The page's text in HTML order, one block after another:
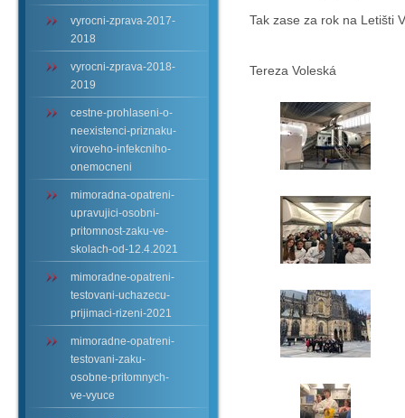
vyrocni-zprava-2017-
2018
vyrocni-zprava-2018-
2019
cestne-prohlaseni-o-
neexistenci-priznaku-
viroveho-infekcniho-
onemocneni
mimoradna-opatreni-
upravujici-osobni-
pritomnost-zaku-ve-
skolach-od-12.4.2021
mimoradne-opatreni-
testovani-uchazecu-
prijimaci-rizeni-2021
mimoradne-opatreni-
testovani-zaku-
osobne-pritomnych-
ve-vyuce
Tak zase za rok na Letišti
Tereza Voleská